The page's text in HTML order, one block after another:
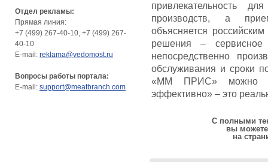
Отдел рекламы:
Прямая линия:
+7 (499) 267-40-10, +7 (499) 267-
40-10
E-mail: reklama@vedomost.ru
Вопросы работы портала:
E-mail: support@meatbranch.com
привлекательность
производств, а
объясняется
решения – сервисное
непосредственно
обслуживания и сроки
«ММ ПРИС» можно
эффективно» – это
С полными
вы
на